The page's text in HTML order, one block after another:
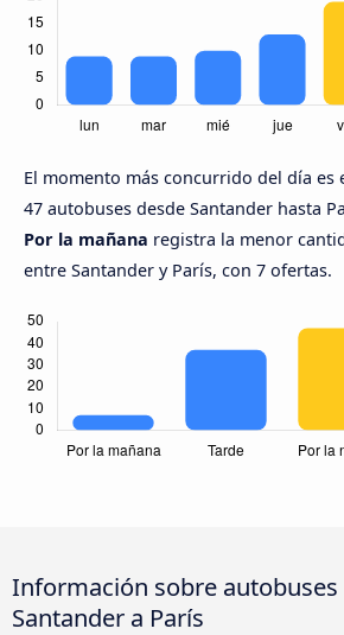
El momento más concurrido del día es
47 autobuses desde Santander hasta
Por la mañana registra la menor
entre Santander y París, con 7 ofertas.
Información sobre autobuses
Santander a París